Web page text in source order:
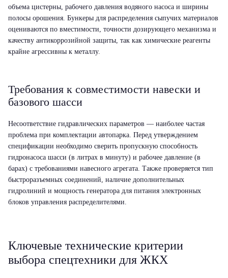
объема цистерны, рабочего давления водяного насоса и ширины
полосы орошения. Бункеры для распределения сыпучих материалов
оцениваются по вместимости, точности дозирующего механизма и
качеству антикоррозийной защиты, так как химические реагенты
крайне агрессивны к металлу.
Требования к совместимости навески и
базового шасси
Несоответствие гидравлических параметров — наиболее частая
проблема при комплектации автопарка. Перед утверждением
спецификации необходимо сверить пропускную способность
гидронасоса шасси (в литрах в минуту) и рабочее давление (в
барах) с требованиями навесного агрегата. Также проверяется тип
быстроразъемных соединений, наличие дополнительных
гидролиний и мощность генератора для питания электронных
блоков управления распределителями.
Ключевые технические критерии
выбора спецтехники для ЖКХ